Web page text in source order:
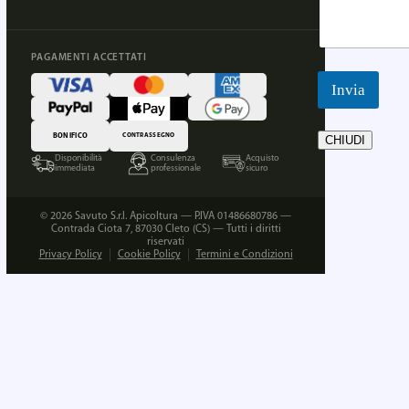
PAGAMENTI ACCETTATI
BONIFICO CONTRASSEGNO
Disponibilità
immediata
Consulenza
professionale
Acquisto
sicuro
© 2026 Savuto S.r.l. Apicoltura — P.IVA 01486680786 —
Contrada Ciota 7, 87030 Cleto (CS) — Tutti i diritti
riservati
Privacy Policy
Cookie Policy Termini e Condizioni
Invia
CHIUDI